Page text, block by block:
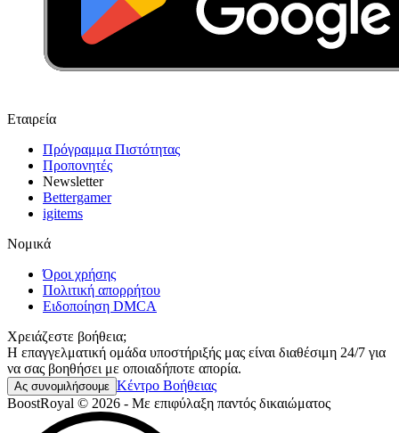
Εταιρεία
Πρόγραμμα Πιστότητας
Προπονητές
Newsletter
Bettergamer
igitems
Νομικά
Όροι χρήσης
Πολιτική απορρήτου
Ειδοποίηση DMCA
Χρειάζεστε βοήθεια;
Η επαγγελματική ομάδα υποστήριξής μας είναι διαθέσιμη 24/7 για
να σας βοηθήσει με οποιαδήποτε απορία.
Ας συνομιλήσουμε Κέντρο Βοήθειας
BoostRoyal © 2026 - Με επιφύλαξη παντός δικαιώματος